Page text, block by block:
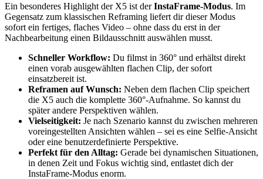
Ein besonderes Highlight der X5 ist derInstaFrame-Modus. Im
Gegensatz zum klassischen Reframing liefert dir dieser Modus
sofort ein fertiges, flaches Video – ohne dass du erst in der
Nachbearbeitung einen Bildausschnitt auswählen musst.
Schneller Workflow: Du filmst in 360° und erhältst direkt
einen vorab ausgewählten flachen Clip, der sofort
einsatzbereit ist.
Reframen auf Wunsch: Neben dem flachen Clip speichert
die X5 auch die komplette 360°-Aufnahme. So kannst du
später andere Perspektiven wählen.
Vielseitigkeit: Je nach Szenario kannst du zwischen mehreren
voreingestellten Ansichten wählen – sei es eine Selfie-Ansicht
oder eine benutzerdefinierte Perspektive.
Perfekt für den Alltag: Gerade bei dynamischen Situationen,
in denen Zeit und Fokus wichtig sind, entlastet dich der
InstaFrame-Modus enorm.